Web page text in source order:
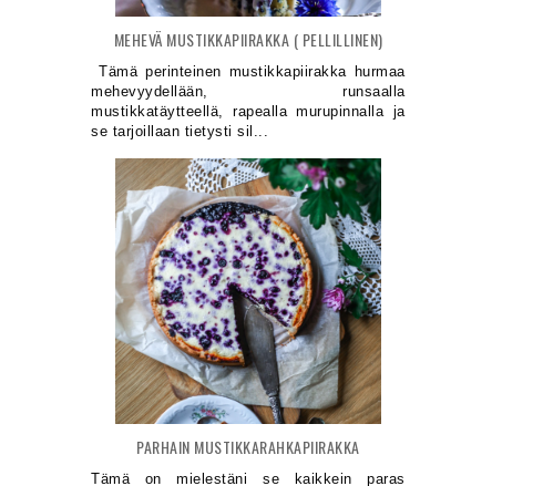
MEHEVÄ MUSTIKKAPIIRAKKA ( PELLILLINEN)
Tämä perinteinen mustikkapiirakka hurmaa
mehevyydellään, runsaalla
mustikkatäytteellä, rapealla murupinnalla ja
se tarjoillaan tietysti sil...
PARHAIN MUSTIKKARAHKAPIIRAKKA
Tämä on mielestäni se kaikkein paras